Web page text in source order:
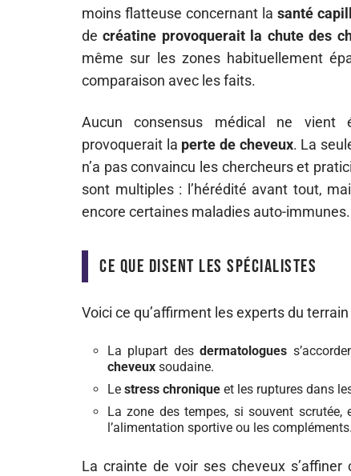
moins flatteuse concernant lasanté
decréatine provoquerait la chute des
même sur les zones habituellement
comparaison avec les faits.
Aucun consensus médical ne vient
provoquerait la perte de cheveux. La
n’a pas convaincu les chercheurs et
sont multiples : l’hérédité avant tout,
encore certaines maladies auto-immunes.
Ce que disent les spécialistes
Voici ce qu’affirment les experts du terrain
La plupart desdermatologues
cheveux soudaine.
Le stress chronique et les ruptures dans
La zone des tempes, si souvent
l’alimentation sportive ou les compléments.
La crainte de voir ses cheveux